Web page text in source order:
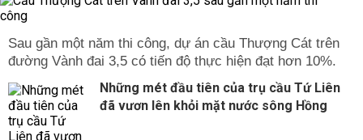
Sau gần một năm thi công, dự án cầu Thượng Cát trên
đường Vành đai 3,5 có tiến độ thực hiện đạt hơn 10%.
Những mét đầu tiên của trụ cầu Tứ Liên
đã vươn lên khỏi mặt nước sông Hồng